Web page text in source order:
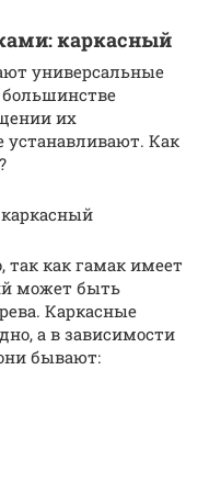
каркасный
универсальные
их
устанавливают. Как
так как гамак имеет
может быть
Каркасные
а в зависимости
бывают: